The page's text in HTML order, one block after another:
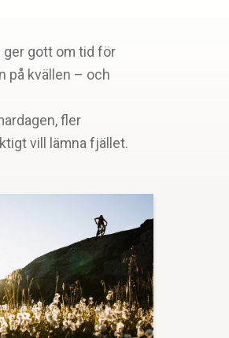
ger gott om tid för
på kvällen – och
fler
vill lämna fjället.